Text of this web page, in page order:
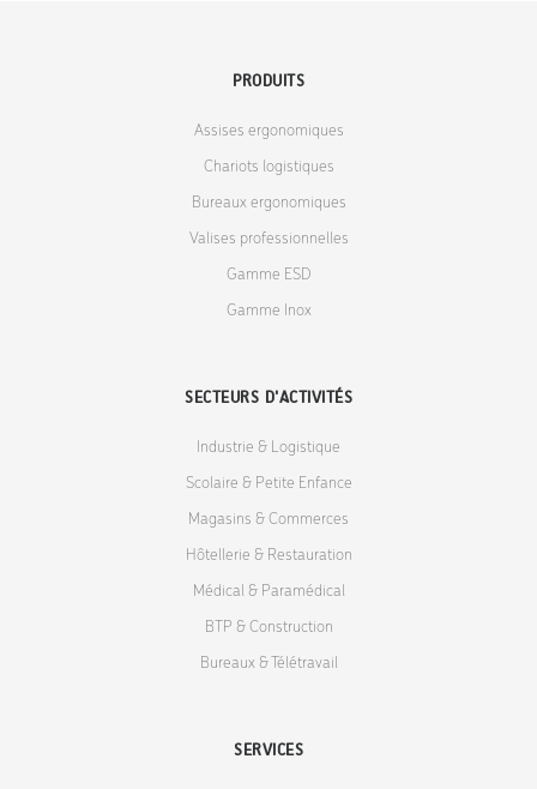
PRODUITS
Assises ergonomiques
Chariots logistiques
Bureaux ergonomiques
Valises professionnelles
Gamme ESD
Gamme Inox
SECTEURS D'ACTIVITÉS
Industrie & Logistique
Scolaire & Petite Enfance
Magasins & Commerces
Hôtellerie & Restauration
Médical & Paramédical
BTP & Construction
Bureaux & Télétravail
SERVICES